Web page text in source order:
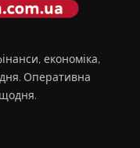
економіка,
дня. Оперативна